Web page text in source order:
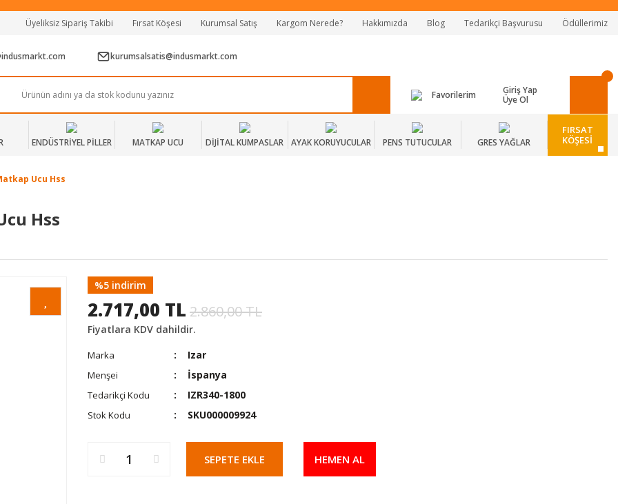
Tüm Alışverişlerde Vade Farksız 2 Taksit!
Mağazadan Teslim & Kolay İade
Üyeliksiz Sipariş Takibi Fırsat Köşesi Kurumsal Satış Kargom Nerede? Hakkımızda Blog Tedarikçi Başvurusu Ödüllerimiz
kurumsalsatis@indusmarkt.com
Favorilerim
Giriş Yap
Üye Ol
ENDÜSTRİYEL PİLLER MATKAP UCU DİJİTAL KUMPASLAR AYAK KORUYUCULAR PENS TUTUCULAR GRES YAĞLAR
FIRSAT
KÖŞESİ
Ucu Hss
Hss
%5 indirim
2.717,00 TL 2.860,00 TL
Fiyatlara KDV dahildir.
Marka Izar
Menşei İspanya
Tedarikçi Kodu IZR340-1800
Stok Kodu SKU000009924
SEPETE EKLE HEMEN AL